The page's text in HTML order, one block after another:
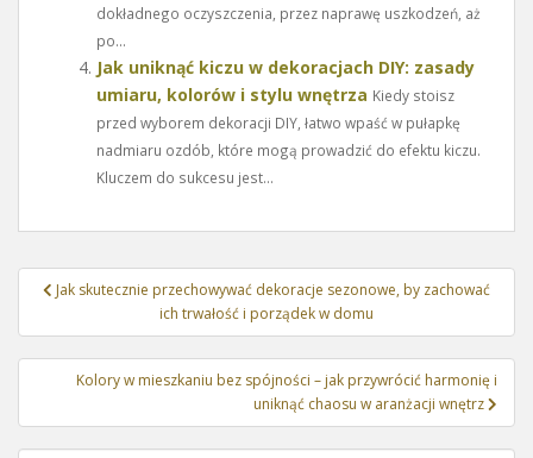
dokładnego oczyszczenia, przez naprawę uszkodzeń, aż
po...
Jak uniknąć kiczu w dekoracjach DIY: zasady
umiaru, kolorów i stylu wnętrza Kiedy stoisz
przed wyborem dekoracji DIY, łatwo wpaść w pułapkę
nadmiaru ozdób, które mogą prowadzić do efektu kiczu.
Kluczem do sukcesu jest...
Nawigacja
Jak skutecznie przechowywać dekoracje sezonowe, by zachować
ich trwałość i porządek w domu
Kolory w mieszkaniu bez spójności – jak przywrócić harmonię i
uniknąć chaosu w aranżacji wnętrz